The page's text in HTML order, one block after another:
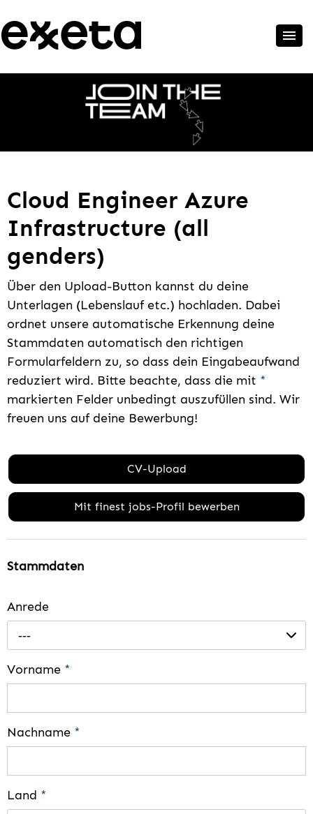
Cloud Engineer Azure
Infrastructure (all
genders)
Über den Upload-Button kannst du deine
Unterlagen (Lebenslauf etc.) hochladen. Dabei
ordnet unsere automatische Erkennung deine
Stammdaten automatisch den richtigen
Formularfeldern zu, so dass dein Eingabeaufwand
reduziert wird. Bitte beachte, dass die mit *
markierten Felder unbedingt auszufüllen sind. Wir
freuen uns auf deine Bewerbung!
CV-Upload
Mit finest jobs-Profil bewerben
Stammdaten
Anrede
---
Vorname *
Nachname *
Land *